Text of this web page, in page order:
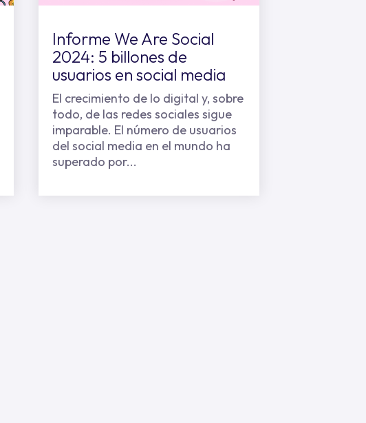
Informe We Are Social
2024: 5 billones de
usuarios en social media
El crecimiento de lo digital y, sobre
todo, de las redes sociales sigue
imparable. El número de usuarios
del social media en el mundo ha
superado por...